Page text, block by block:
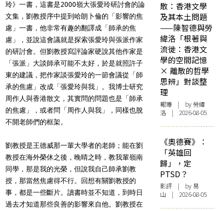
玲》一書，這書是2000嶺大張愛玲研討會的論
文集，劉教授序中提到哈朗卜倫的「影響的焦
慮」一書，他非常有趣的翻譯成「師承的焦
慮」，並說這會議就是探索張愛玲與張派作家
的研討會。但劉教授寫評論家硬說其他作家是
「張派」大談師承可能不太好，於是就照許子
東的建議，把作家談張愛玲的一節會議從「師
承的焦慮」改成「張愛玲與我」。我博士研究
周作人與香港散文，其實問的問題也是「師承
的焦慮」，或者問「周作人與我」，同樣也脫
不開老師們的框架。
劉教授是王德威那一輩大學者的老師；能在劉
教授在海外榮休之後，晚晴之時，教我輩嶺南
同學，那是我的光榮，但說我自己師承劉教
授，那當然焦慮得不行。回想有關劉教授的
事，都是一些斷片。讀書時並不知道，到時日
過去才知道那些良善的影響來自他。劉教授在
散：香港文學
及其本土問題
——陳智德與勞
緯洛「根著與
流徙：香港文
學的空間記憶
× 離散的哲學
思辨」對談整
理
報導 | by 勞緯
洛 | 2026-08-05
《奧德賽》：
「英雄回
歸」，定
PTSD？
影評 | by 易
山 | 2026-08-05